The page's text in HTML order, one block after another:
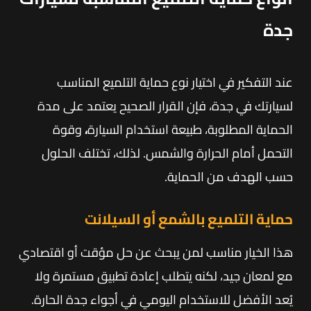
جدة
عند التفكير في اختيار نوع حماية التلميع المناسب
لسيارتك في جدة، فإن القرار الصحيح يعتمد على مدة
الحماية المطلوبة، طبيعة استخدام السيارة،وقوة
التحمل أمام الحرارة والشمس. لذلك، تختلف الحلول
حسب الهدف من الحماية.
حماية التلميع بالشمع أو السيلانت
هذا الخيار مناسب لمن يبحث عن حل مؤقت أو اقتصادي
مع لمعان جيد، لكنه يتطلب إعادة تطبيق مستمرة ولا
يُعد الأفضل للاستخدام اليومي في أجواء جدة الحارة.